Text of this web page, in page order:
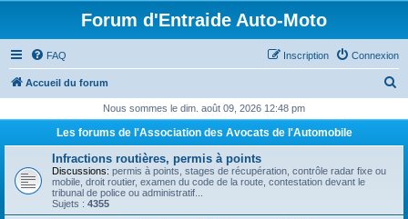
Forum d'Entraide Auto-Moto
FAQ Connexion
Inscription
Accueil du forum
h
c
Nous sommes le dim. août 09, 2026 12:48 pm
Les forums de l'Association des Avocats de l'Automobile
Infractions routières, permis à points
Discussions: permis à points, stages de récupération, contrôle radar fixe ou
mobile, droit routier, examen du code de la route, contestation devant le
tribunal de police ou administratif...
Sujets : 4355